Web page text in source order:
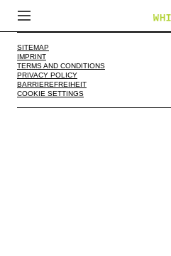
SITEMAP
IMPRINT
TERMS AND CONDITIONS
PRIVACY POLICY
BARRIEREFREIHEIT
COOKIE SETTINGS